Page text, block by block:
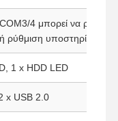
4 μπορεί να
ρύθμιση υποστηρίζει 5V/
1 x HDD LED
x USB 2.0